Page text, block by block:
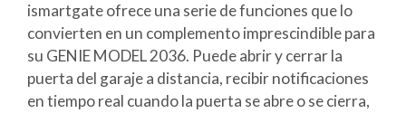
ismartgate ofrece una serie de funciones que lo
convierten en un complemento imprescindible para
su GENIE MODEL 2036. Puede abrir y cerrar la
puerta del garaje a distancia, recibir notificaciones
en tiempo real cuando la puerta se abre o se cierra,